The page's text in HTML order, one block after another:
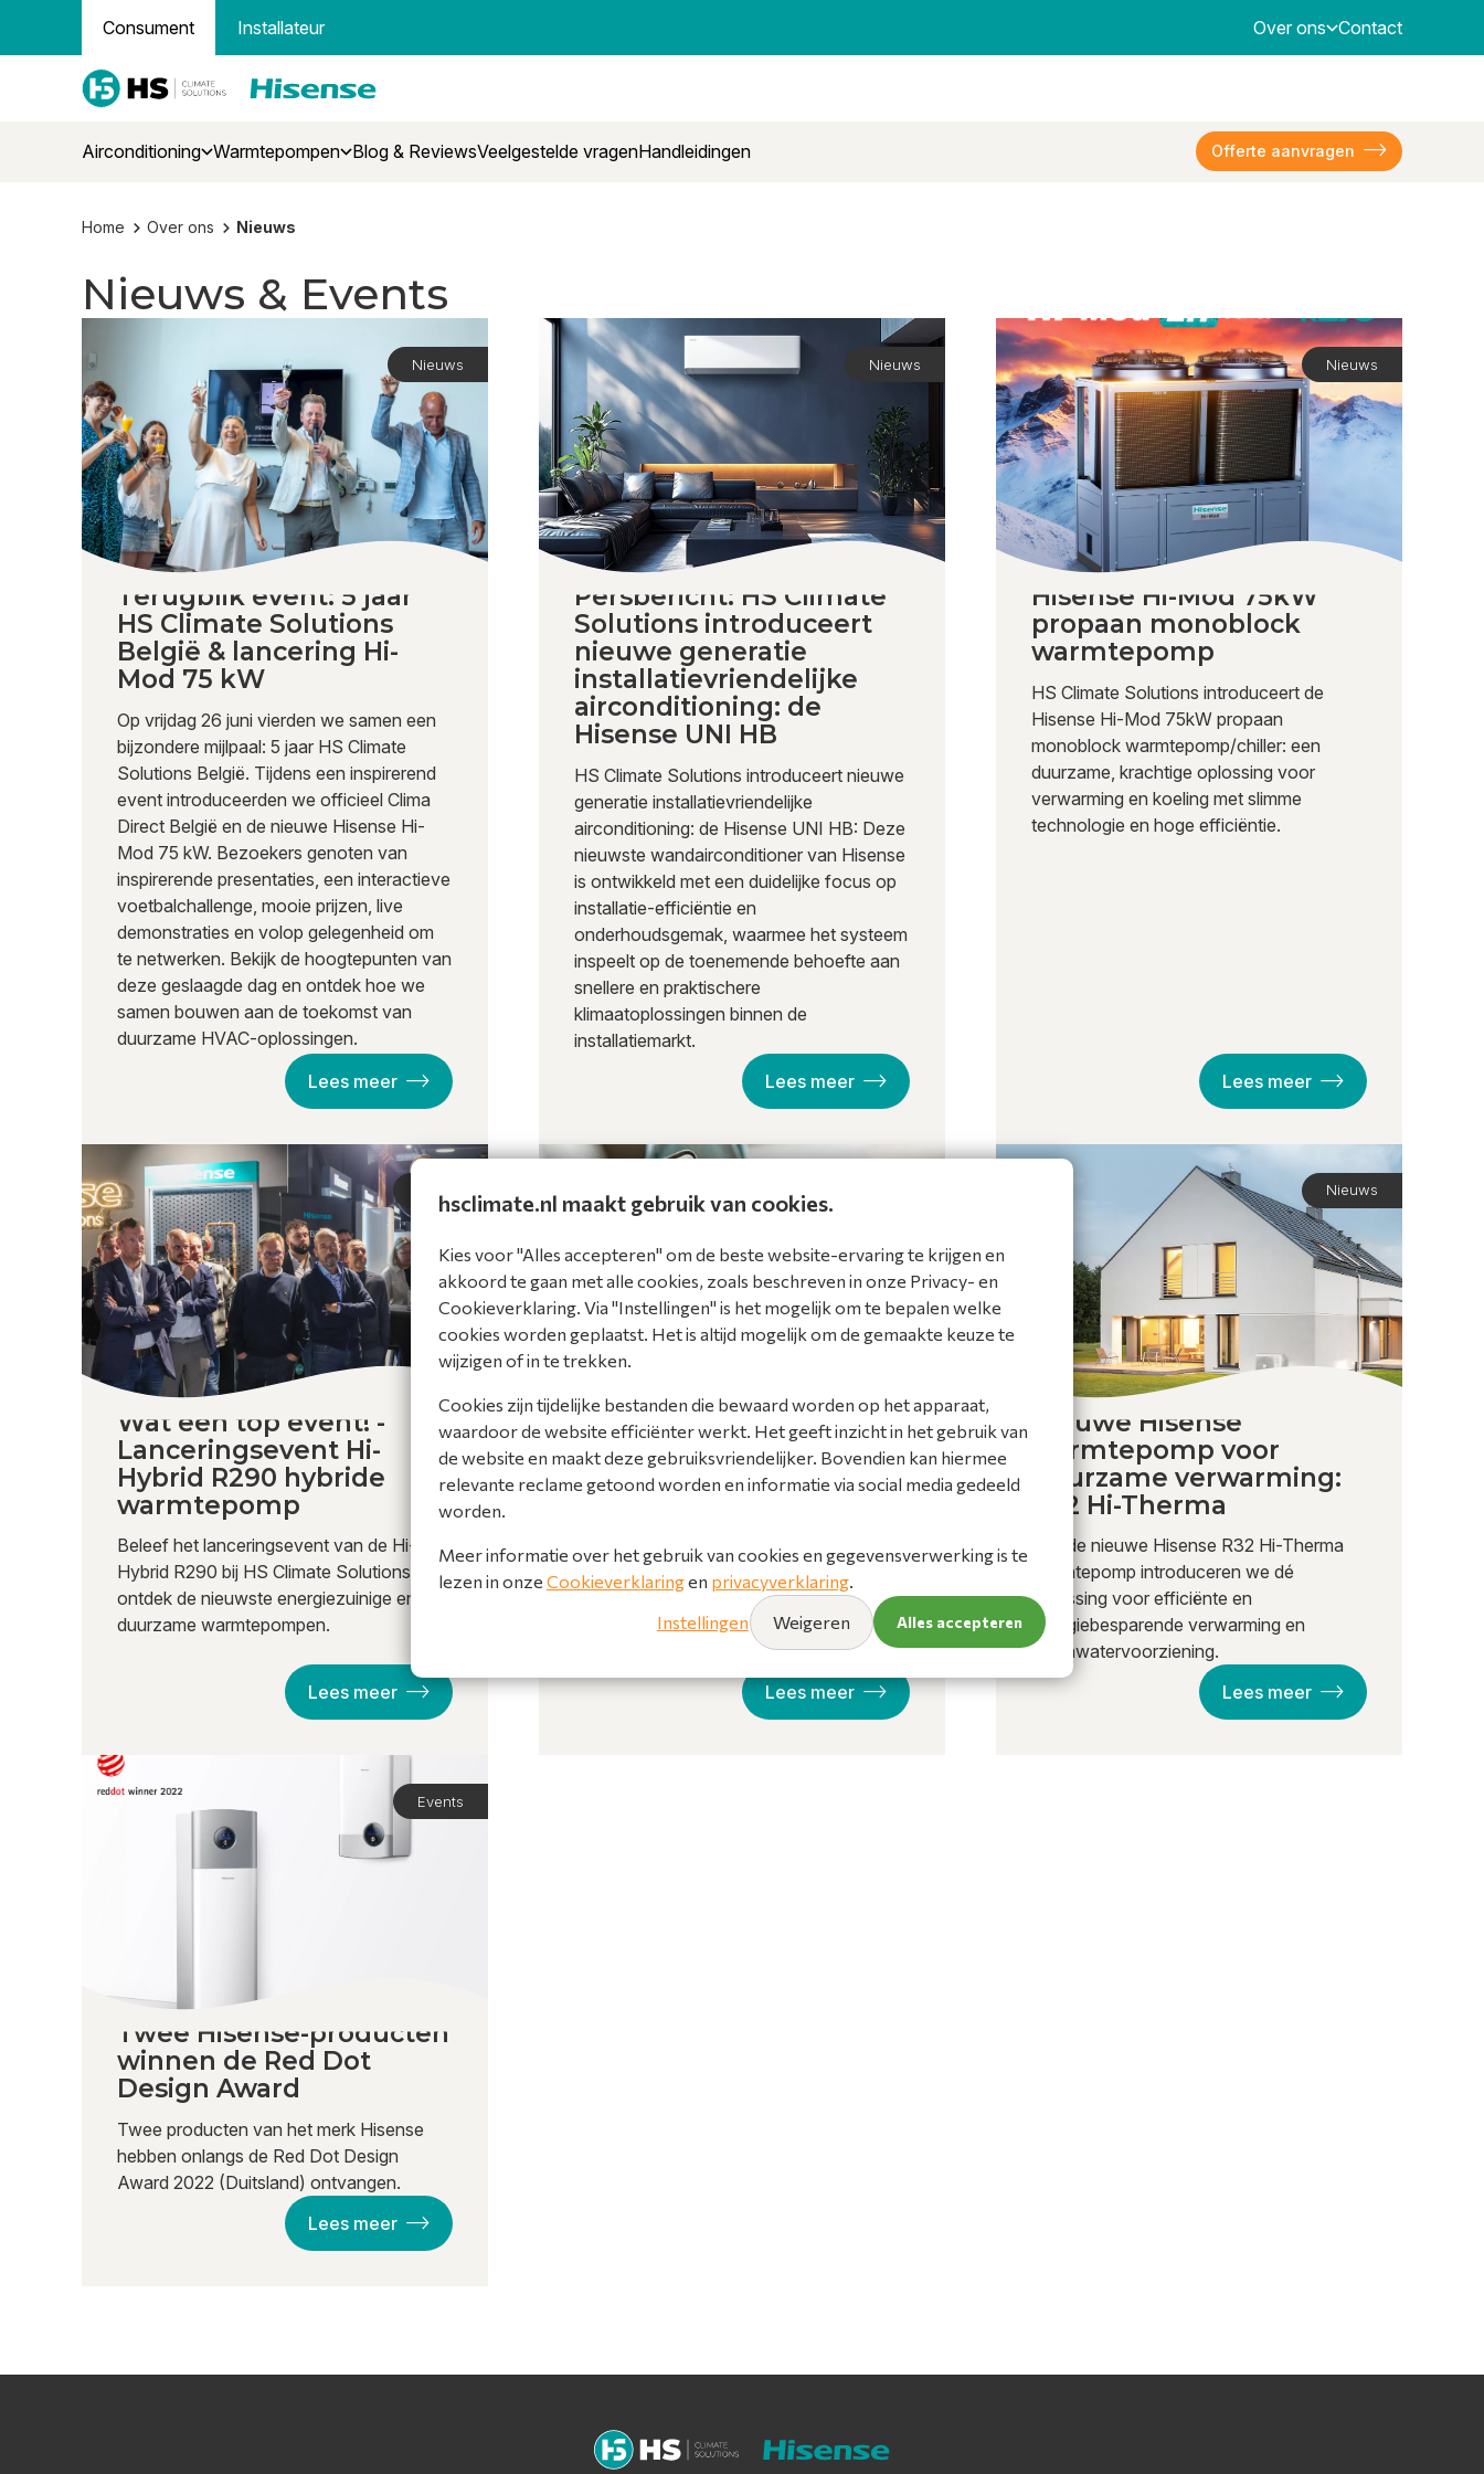
Consument Installateur Over ons Contact
Airconditioning Warmtepompen Blog & ReviewsVeelgestelde vragenHandleidingen Offerte aanvragen
Home Over ons Nieuws
Nieuws & Events
Nieuws
Terugblik event: 5 jaar
HS Climate Solutions
België & lancering Hi-
Mod 75 kW
Op vrijdag 26 juni vierden we samen een
bijzondere mijlpaal: 5 jaar HS Climate
Solutions België. Tijdens een inspirerend
event introduceerden we officieel Clima
Direct België en de nieuwe Hisense Hi-
Mod 75 kW. Bezoekers genoten van
inspirerende presentaties, een interactieve
voetbalchallenge, mooie prijzen, live
demonstraties en volop gelegenheid om
te netwerken. Bekijk de hoogtepunten van
deze geslaagde dag en ontdek hoe we
samen bouwen aan de toekomst van
duurzame HVAC-oplossingen.
Lees meer
Nieuws
Persbericht: HS Climate
Solutions introduceert
nieuwe generatie
installatievriendelijke
airconditioning: de
Hisense UNI HB
HS Climate Solutions introduceert nieuwe
generatie installatievriendelijke
airconditioning: de Hisense UNI HB: Deze
nieuwste wandairconditioner van Hisense
is ontwikkeld met een duidelijke focus op
installatie-efficiëntie en
onderhoudsgemak, waarmee het systeem
inspeelt op de toenemende behoefte aan
snellere en praktischere
klimaatoplossingen binnen de
installatiemarkt.
Lees meer
Nieuws
Hisense Hi-Mod 75kW
propaan monoblock
warmtepomp
HS Climate Solutions introduceert de
Hisense Hi-Mod 75kW propaan
monoblock warmtepomp/chiller: een
duurzame, krachtige oplossing voor
verwarming en koeling met slimme
technologie en hoge efficiëntie.
Lees meer
Wat een top event! -
Lanceringsevent Hi-
Hybrid R290 hybride
warmtepomp
Beleef het lanceringsevent van de Hi-
Hybrid R290 bij HS Climate Solutions en
ontdek de nieuwste energiezuinige en
duurzame warmtepompen.
Lees meer
ConnectLife - Live
smarter and easier
Met ConnectLife heeft u alles eenvoudig
Lees meer
Nieuws
Nieuwe Hisense
warmtepomp voor
duurzame verwarming:
R32 Hi-Therma
Met de nieuwe Hisense R32 Hi-Therma
warmtepomp introduceren we dé
oplossing voor efficiënte en
energiebesparende verwarming en
warmwatervoorziening.
Lees meer
Events
Twee Hisense-producten
winnen de Red Dot
Design Award
Twee producten van het merk Hisense
hebben onlangs de Red Dot Design
Award 2022 (Duitsland) ontvangen.
Lees meer
hsclimate.nl maakt gebruik van cookies.
Kies voor "Alles accepteren" om de beste website-ervaring te krijgen en
akkoord te gaan met alle cookies, zoals beschreven in onze Privacy- en
Cookieverklaring. Via "Instellingen" is het mogelijk om te bepalen welke
cookies worden geplaatst. Het is altijd mogelijk om de gemaakte keuze te
wijzigen of in te trekken.
Cookies zijn tijdelijke bestanden die bewaard worden op het apparaat,
waardoor de website efficiënter werkt. Het geeft inzicht in het gebruik van
de website en maakt deze gebruiksvriendelijker. Bovendien kan hiermee
relevante reclame getoond worden en informatie via social media gedeeld
worden.
Meer informatie over het gebruik van cookies en gegevensverwerking is te
lezen in onze Cookieverklaringen privacyverklaring
Instellingen
Weigeren Alles accepteren